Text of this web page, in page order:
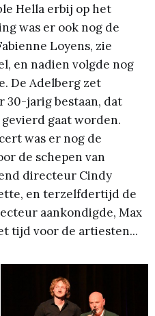
Hella erbij op het
was er ook nog de
Loyens, zie
en nadien volgde nog
De Adelberg zet
30-jarig bestaan, dat
gaat worden.
was er nog de
de schepen van
directeur Cindy
en terzelfdertijd de
aankondigde, Max
tijd voor de artiesten...